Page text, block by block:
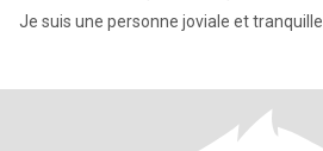
Je suis une personne joviale et tranquille .